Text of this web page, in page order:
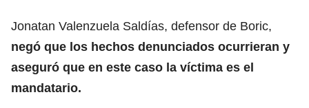
Jonatan Valenzuela Saldías, defensor de Boric,
negó que los hechos denunciados ocurrieran y
aseguró que en este caso la víctima es el
mandatario.